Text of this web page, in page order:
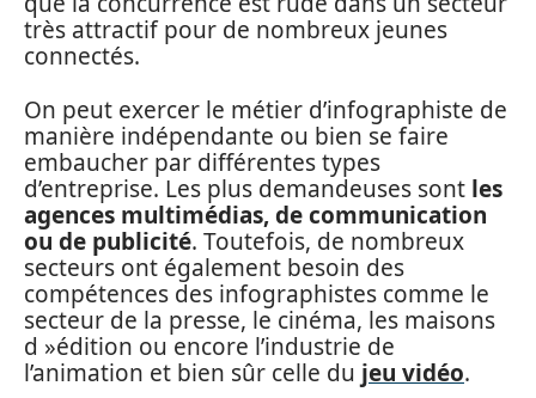
très attractif pour de nombreux jeunes
connectés.
On peut exercer le métier d’infographiste de
manière indépendante ou bien se faire
embaucher par différentes types
d’entreprise. Les plus demandeuses sont les
agences multimédias, de communication
ou de publicité. Toutefois, de nombreux
secteurs ont également besoin des
compétences des infographistes comme le
secteur de la presse, le cinéma, les maisons
d »édition ou encore l’industrie de
l’animation et bien sûr celle du jeu vidéo.